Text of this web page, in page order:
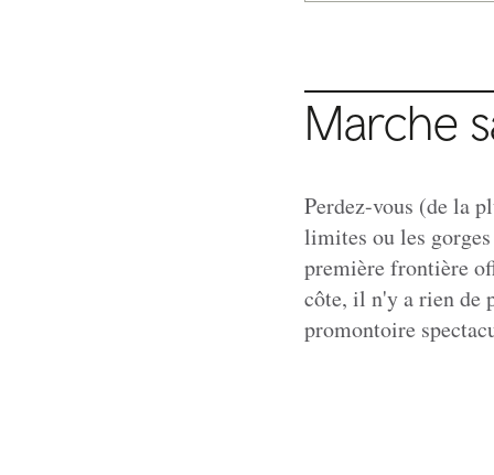
Marche
Perdez-vous (de la
limites ou les
première frontière
côte, il n'y a rien de
promontoire